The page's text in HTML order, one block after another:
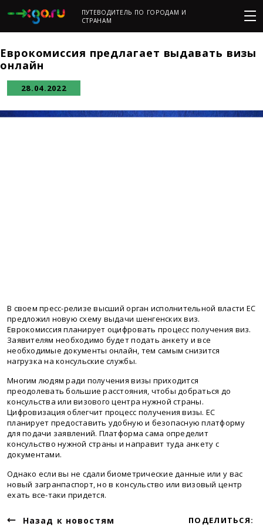
ПУТЕВОДИТЕЛЬ ПО ГОРОДАМ И
СТРАНАМ
Еврокомиссия предлагает выдавать визы
онлайн
28.04.2022
В своем пресс-релизе высший орган исполнительной власти ЕС
предложил новую схему выдачи шенгенских виз.
Еврокомиссия планирует оцифровать процесс получения виз.
Заявителям необходимо будет подать анкету и все
необходимые документы онлайн, тем самым снизится
нагрузка на консульские службы.
Многим людям ради получения визы приходится
преодолевать большие расстояния, чтобы добраться до
консульства или визового центра нужной страны.
Цифровизация облегчит процесс получения визы. ЕС
планирует предоставить удобную и безопасную платформу
для подачи заявлений. Платформа сама определит
консульство нужной страны и направит туда анкету с
документами.
Однако если вы не сдали биометрические данные или у вас
новый загранпаспорт, но в консульство или визовый центр
ехать все-таки придется.
Назад к новостям ПОДЕЛИТЬСЯ: